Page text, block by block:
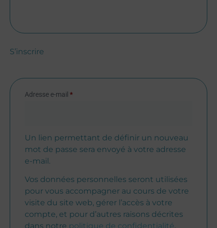
S’inscrire
Adresse e-mail *
Un lien permettant de définir un nouveau
mot de passe sera envoyé à votre adresse
e-mail.
Vos données personnelles seront utilisées
pour vous accompagner au cours de votre
visite du site web, gérer l’accès à votre
compte, et pour d’autres raisons décrites
dans notre politique de confidentialité.